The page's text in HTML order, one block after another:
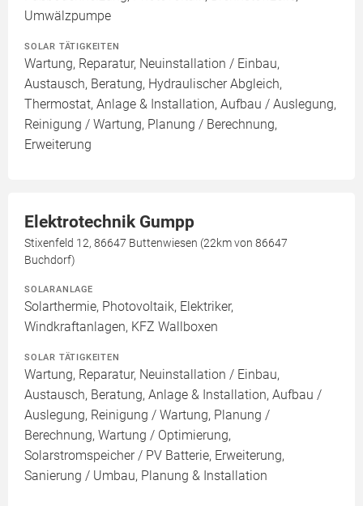
Umwälzpumpe
SOLAR TÄTIGKEITEN
Wartung, Reparatur, Neuinstallation / Einbau,
Austausch, Beratung, Hydraulischer Abgleich,
Thermostat, Anlage & Installation, Aufbau / Auslegung,
Reinigung / Wartung, Planung / Berechnung,
Erweiterung
Elektrotechnik Gumpp
Stixenfeld 12, 86647 Buttenwiesen (22km von 86647
Buchdorf)
SOLARANLAGE
Solarthermie, Photovoltaik, Elektriker,
Windkraftanlagen, KFZ Wallboxen
SOLAR TÄTIGKEITEN
Wartung, Reparatur, Neuinstallation / Einbau,
Austausch, Beratung, Anlage & Installation, Aufbau /
Auslegung, Reinigung / Wartung, Planung /
Berechnung, Wartung / Optimierung,
Solarstromspeicher / PV Batterie, Erweiterung,
Sanierung / Umbau, Planung & Installation